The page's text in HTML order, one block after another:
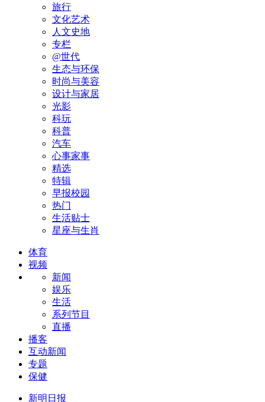
旅行
文化艺术
人文史地
专栏
@世代
生态与环保
时尚与美容
设计与家居
光影
科玩
科普
汽车
心事家事
精选
特辑
早报校园
热门
生活贴士
星座与生肖
体育
视频
新闻
娱乐
生活
系列节目
直播
播客
互动新闻
专题
保健
新明日报